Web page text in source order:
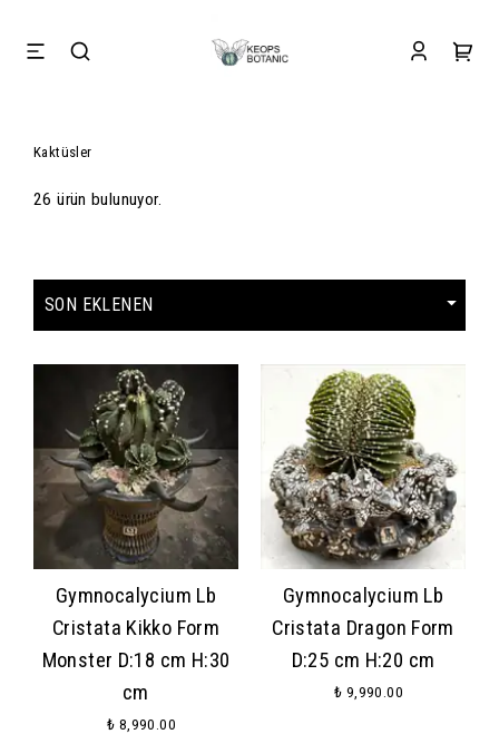
Kaktüsler
26 ürün bulunuyor.
Gymnocalycium Lb
Cristata Kikko Form
Monster D:18 cm H:30
cm
₺ 8,990.00
Gymnocalycium Lb
Cristata Dragon Form
D:25 cm H:20 cm
₺ 9,990.00